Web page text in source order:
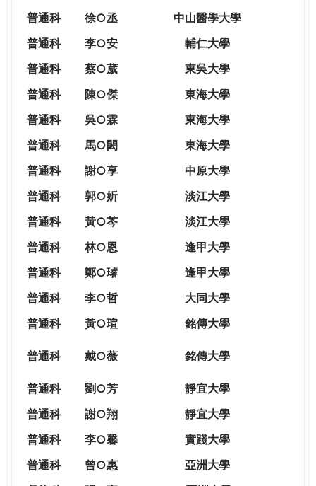
CITIZENSHIP
普通科
徐○丞
中山醫學大學
普通科
李○安
輔仁大學
普通科
蔡○葳
東吳大學
普通科
陳○傑
東海大學
普通科
吳○霖
東海大學
普通科
馬○閎
東海大學
普通科
謝○享
中原大學
普通科
郭○妡
淡江大學
普通科
黃○芩
淡江大學
普通科
林○恩
逢甲大學
普通科
鄭○璿
逢甲大學
普通科
李○哲
大同大學
普通科
黃○瑄 銘傳大學
普通科 戴○薇 銘傳大學
普通科 劉○芳
靜宜大學
普通科
謝○翔
靜宜大學
普通科
李○馨
實踐大學
普通科
曾○惠
亞洲大學